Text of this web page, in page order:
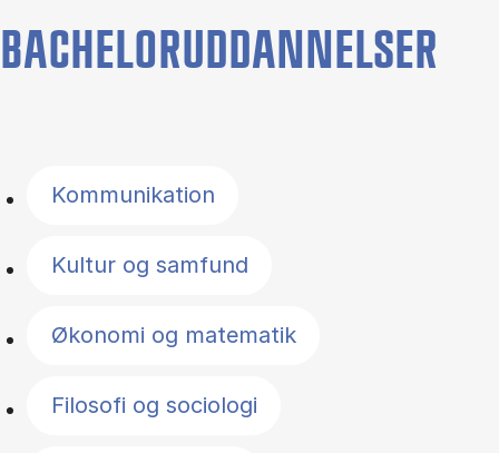
BACHELORUDDANNELSER
Kommunikation
Kultur og samfund
Økonomi og matematik
Filosofi og sociologi